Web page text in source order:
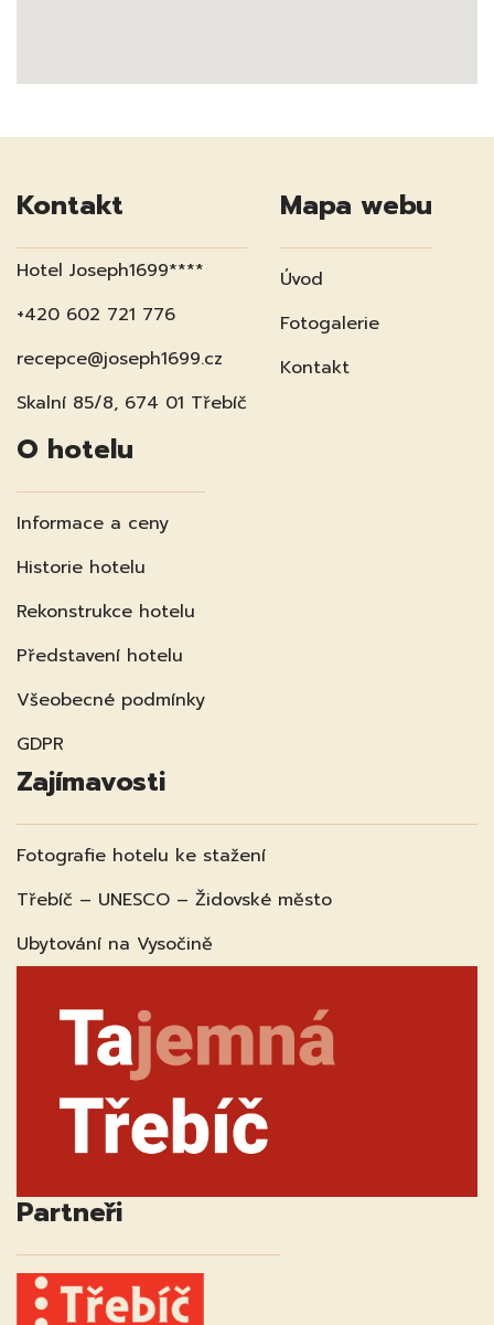
Kontakt
Hotel Joseph1699****
+420 602 721 776
recepce@joseph1699.cz
Skalní 85/8, 674 01 Třebíč
Mapa webu
Úvod
Fotogalerie
Kontakt
O hotelu
Informace a ceny
Historie hotelu
Rekonstrukce hotelu
Představení hotelu
Všeobecné podmínky
GDPR
Zajímavosti
Fotografie hotelu ke stažení
Třebíč – UNESCO – Židovské město
Ubytování na Vysočině
Partneři